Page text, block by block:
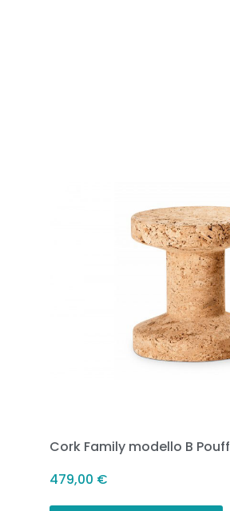
Cork Family modello B Pouff
479,00 €